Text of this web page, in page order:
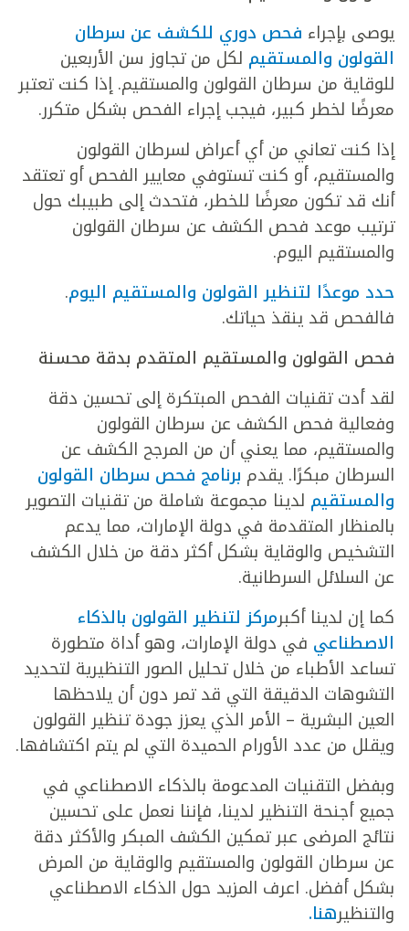
يوصى بإجراء فحص دوري للكشف عن سرطان
القولون والمستقيم لكل من تجاوز سن الأربعين
للوقاية من سرطان القولون والمستقيم. إذا كنت تعتبر
معرضًا لخطر كبير، فيجب إجراء الفحص بشكل متكرر.
إذا كنت تعاني من أي أعراض لسرطان القولون
والمستقيم، أو كنت تستوفي معايير الفحص أو تعتقد
أنك قد تكون معرضًا للخطر، فتحدث إلى طبيبك حول
ترتيب موعد فحص الكشف عن سرطان القولون
والمستقيم اليوم.
حدد موعدًا لتنظير القولون والمستقيم اليوم.
فالفحص قد ينقذ حياتك.
فحص القولون والمستقيم المتقدم بدقة محسنة
لقد أدت تقنيات الفحص المبتكرة إلى تحسين دقة
وفعالية فحص الكشف عن سرطان القولون
والمستقيم، مما يعني أن من المرجح الكشف عن
السرطان مبكرًا. يقدم برنامج فحص سرطان القولون
والمستقيم لدينا مجموعة شاملة من تقنيات التصوير
بالمنظار المتقدمة في دولة الإمارات، مما يدعم
التشخيص والوقاية بشكل أكثر دقة من خلال الكشف
عن السلائل السرطانية.
كما إن لدينا أكبرمركز لتنظير القولون بالذكاء
الاصطناعي في دولة الإمارات، وهو أداة متطورة
تساعد الأطباء من خلال تحليل الصور التنظيرية لتحديد
التشوهات الدقيقة التي قد تمر دون أن يلاحظها
العين البشرية – الأمر الذي يعزز جودة تنظير القولون
ويقلل من عدد الأورام الحميدة التي لم يتم اكتشافها.
وبفضل التقنيات المدعومة بالذكاء الاصطناعي في
جميع أجنحة التنظير لدينا، فإننا نعمل على تحسين
نتائج المرضى عبر تمكين الكشف المبكر والأكثر دقة
عن سرطان القولون والمستقيم والوقاية من المرض
بشكل أفضل. اعرف المزيد حول الذكاء الاصطناعي
والتنظيرهنا.